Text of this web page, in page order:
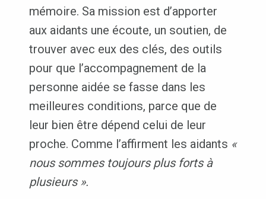
mémoire. Sa mission est d’apporter
aux aidants une écoute, un soutien, de
trouver avec eux des clés, des outils
pour que l’accompagnement de la
personne aidée se fasse dans les
meilleures conditions, parce que de
leur bien être dépend celui de leur
proche. Comme l’affirment les aidants «
nous sommes toujours plus forts à
plusieurs ».